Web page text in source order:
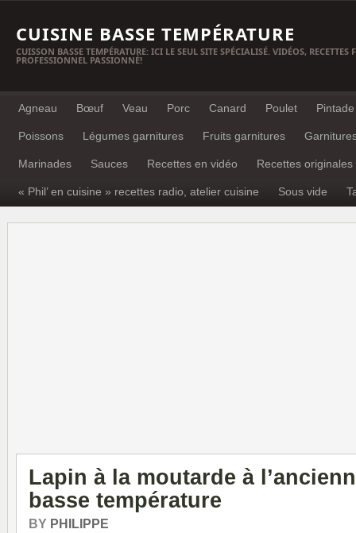
CUISINE BASSE TEMPÉRATURE
CUISSON BASSE TEMPÉRATURE: ICI LE SEUL SITE SPÉCIALISÉ. VIDÉOS, RECETTES
PROFESSIONNEL PASSIONNÉ!
Agneau Bœuf Veau Porc Canard Poulet Pintade
Poissons Légumes garnitures Fruits garnitures
Marinades Sauces Recettes en vidéo Recettes originales
« Phil’ en cuisine » recettes radio, atelier cuisine Sous vide
Lapin à la moutarde à
basse température
BY PHILIPPE